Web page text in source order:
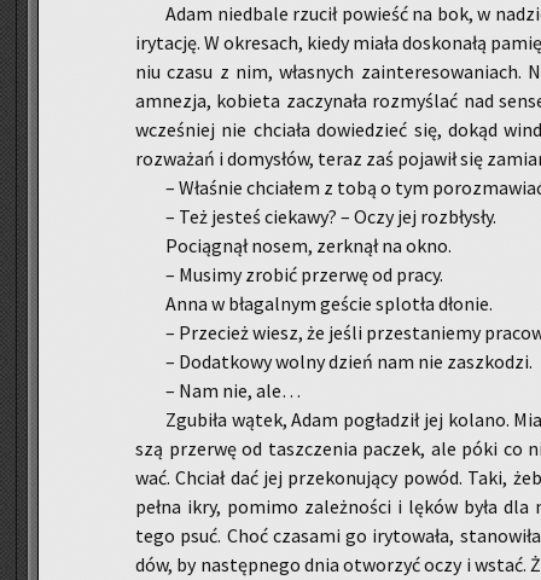
Adam nie­dba­le rzu­cił po­wieść na bok, w
iry­ta­cję. W okre­sach, kiedy miała do­sko­na­łą
niu czasu z nim, wła­snych za­in­te­re­so­wa­niach.
amne­zja, ko­bie­ta za­czy­na­ła roz­my­ślać nad
wcze­śniej nie chcia­ła do­wie­dzieć się, dokąd
roz­wa­żań i do­my­słów, teraz zaś po­ja­wił się
– Wła­śnie chcia­łem z tobą o tym
– Też je­steś cie­ka­wy? – Oczy jej roz­bły­sły.
Po­cią­gnął nosem, zer­k­nął na okno.
– Mu­si­my zro­bić prze­rwę od pracy.
Anna w bła­gal­nym ge­ście splo­tła dło­nie.
– Prze­cież wiesz, że jeśli prze­sta­nie­my
– Do­dat­ko­wy wolny dzień nam nie za­szko­dzi.
– Nam nie, ale…
Zgu­bi­ła wątek, Adam po­gła­dził jej ko­la­no.
szą prze­rwę od tasz­cze­nia pa­czek, ale póki co
wać. Chciał dać jej prze­ko­nu­ją­cy powód. Taki,
pełna ikry, po­mi­mo za­leż­no­ści i lęków była dla
tego psuć. Choć cza­sa­mi go iry­to­wa­ła,
dów, by na­stęp­ne­go dnia otwo­rzyć oczy i wstać.